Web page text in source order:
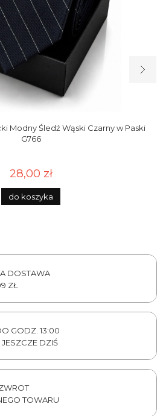
Modny Śledź Wąski Czarny w Paski
G766
28,00 zł
do koszyka
DOSTAWA
ZŁ
GODZ. 13:00
DZIŚ
TOWARU